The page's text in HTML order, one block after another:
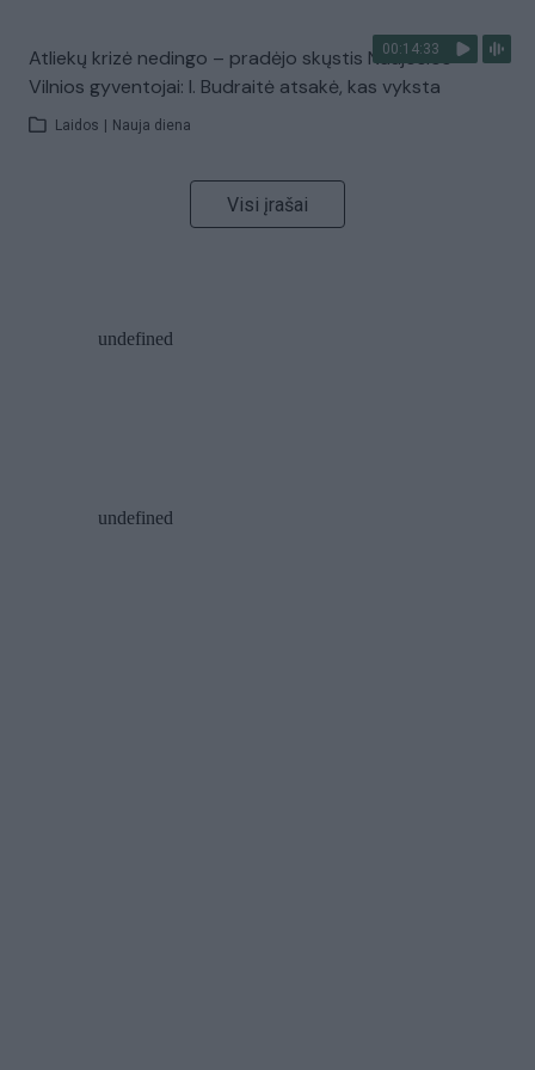
00:14:33
Atliekų krizė nedingo – pradėjo skųstis Naujosios
Vilnios gyventojai: I. Budraitė atsakė, kas vyksta
Laidos Nauja diena
Visi įrašai